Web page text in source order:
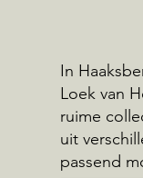
In
Loek van
ruime
uit
passend